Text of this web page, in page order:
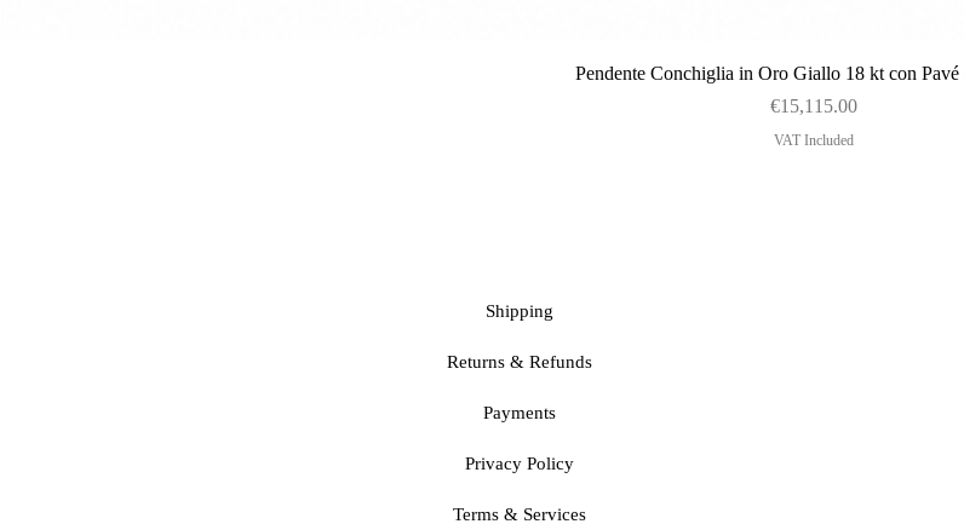
Quick View
Pendente Conchiglia in Oro Giallo 18 kt con
Price
€15,115.00
VAT Included
Shipping
Returns & Refunds
Payments
Privacy Policy
Terms & Services